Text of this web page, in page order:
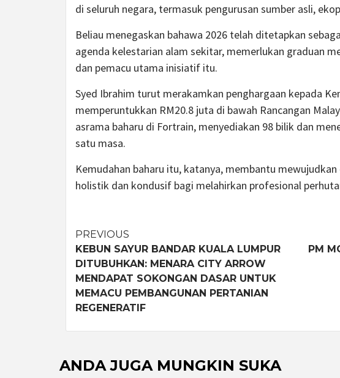
di seluruh negara, termasuk pengurusan sumber asli,
Beliau menegaskan bahawa 2026 telah ditetapkan
agenda kelestarian alam sekitar, memerlukan graduan
dan pemacu utama inisiatif itu.
Syed Ibrahim turut merakamkan penghargaan kepada
memperuntukkan RM20.8 juta di bawah Rancangan
asrama baharu di Fortrain, menyediakan 98 bilik dan
satu masa.
Kemudahan baharu itu, katanya, membantu
holistik dan kondusif bagi melahirkan profesional
Post
navigation
PREVIOUS
KEBUN SAYUR BANDAR KUALA LUMPUR
DITUBUHKAN: MENARA CITY ARROW
MENDAPAT SOKONGAN DASAR UNTUK
MEMACU PEMBANGUNAN PERTANIAN
REGENERATIF
PM
ANDA JUGA MUNGKIN SUKA